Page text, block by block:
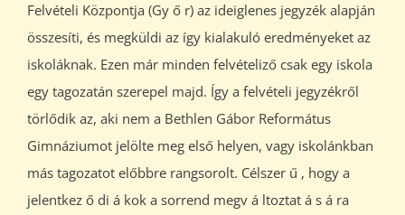
Felvételi Központja (Gy ő r) az ideiglenes jegyzék alapján
összesíti, és megküldi az így kialakuló eredményeket az
iskoláknak. Ezen már minden felvételiző csak egy iskola
egy tagozatán szerepel majd. Így a felvételi jegyzékről
törlődik az, aki nem a Bethlen Gábor Református
Gimnáziumot jelölte meg első helyen, vagy iskolánkban
más tagozatot előbbre rangsorolt. Célszer ű , hogy a
jelentkez ő di á kok a sorrend megv á ltoztat á s á ra